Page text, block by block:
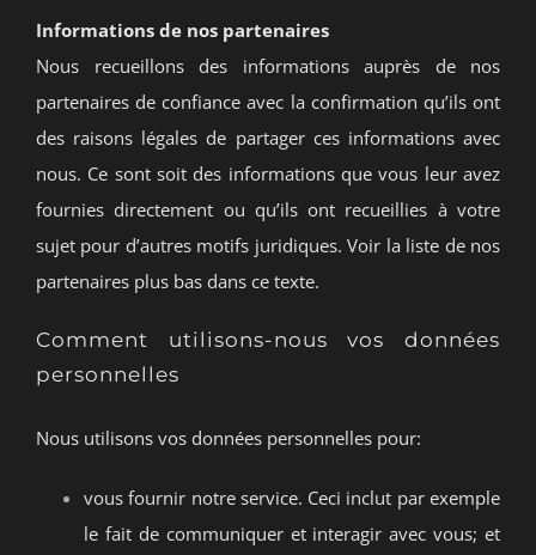
Informations de nos partenaires
Nous recueillons des informations auprès de nos
partenaires de confiance avec la confirmation qu’ils ont
des raisons légales de partager ces informations avec
nous. Ce sont soit des informations que vous leur avez
fournies directement ou qu’ils ont recueillies à votre
sujet pour d’autres motifs juridiques. Voir la liste de nos
partenaires plus bas dans ce texte.
Comment utilisons-nous vos données
personnelles
Nous utilisons vos données personnelles pour:
vous fournir notre service. Ceci inclut par exemple
le fait de communiquer et interagir avec vous; et